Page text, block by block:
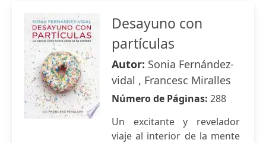
Desayuno con
partículas
Autor: Sonia Fernández-
vidal , Francesc Miralles
Número de Páginas: 288
Un excitante y revelador
viaje al interior de la mente